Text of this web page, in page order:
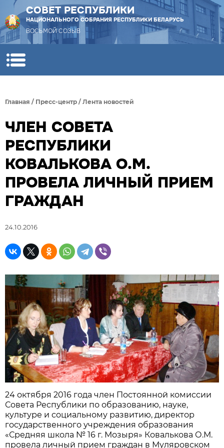
СОВЕТ РЕСПУБЛИКИ
НАЦИОНАЛЬНОГО СОБРАНИЯ РЕСПУБЛИКИ БЕЛАРУСЬ
ВОСЬМОЙ СОЗЫВ
Главная / Пресс-центр / Лента новостей
ЧЛЕН СОВЕТА
РЕСПУБЛИКИ
КОВАЛЬКОВА О.М.
ПРОВЕЛА ЛИЧНЫЙ ПРИЕМ
ГРАЖДАН
24.10.2016
24 октября 2016 года член Постоянной комиссии
Совета Республики по образованию, науке,
культуре и социальному развитию, директор
государственного учреждения образования
«Средняя школа № 16 г. Мозыря» Ковалькова О.М.
провела личный прием граждан в Муляровском